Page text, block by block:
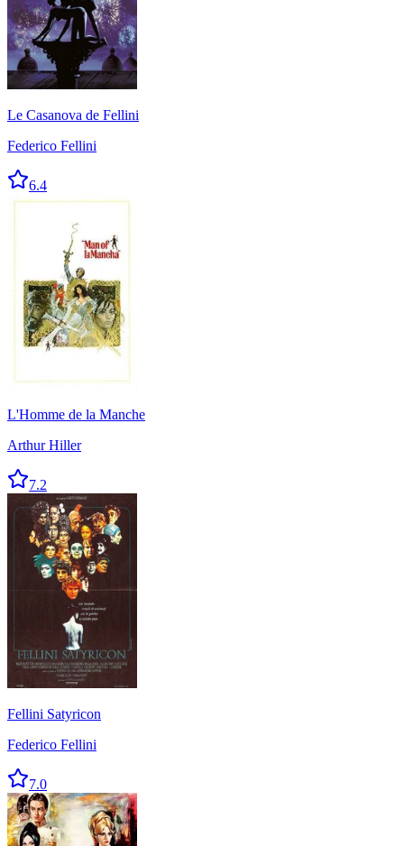
Le Casanova de Fellini
Federico Fellini
6.4
L'Homme de la Manche
Arthur Hiller
7.2
Fellini Satyricon
Federico Fellini
7.0